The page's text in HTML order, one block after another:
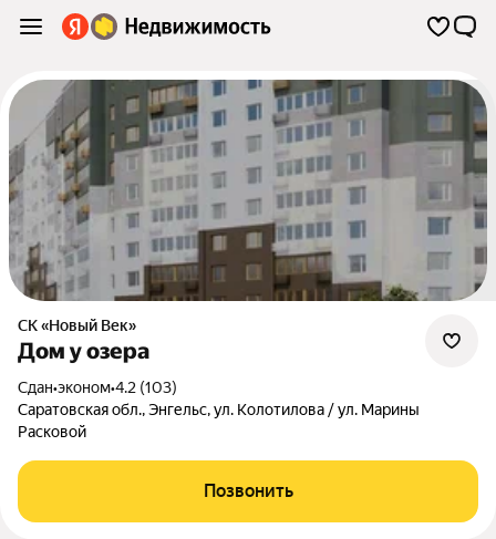
СК «Новый Век»
Дом у озера
Сдан•эконом•4.2 (103)
Саратовская обл.,Энгельс,ул. Колотилова / ул. Марины
Расковой
Позвонить